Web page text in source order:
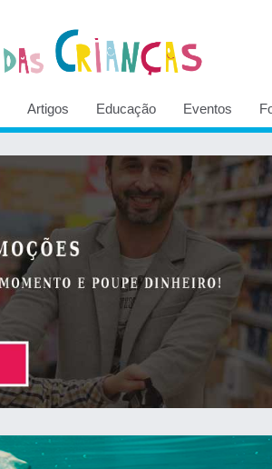
Artigos Educação Eventos